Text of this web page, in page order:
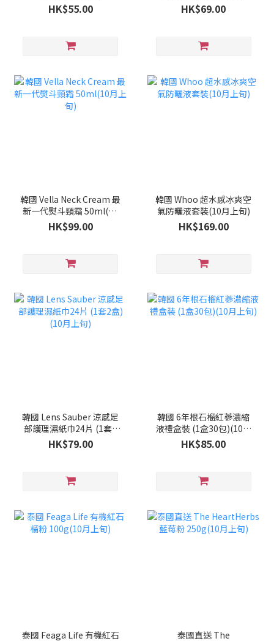
HK$55.00 HK$69.00
韓國 Vella Neck Cream 最
新一代熨斗頸霜 50ml(10
月上旬)
HK$99.00
韓國 Whoo 超水感冰爽空
氣防曬液套裝(10月上旬)
HK$169.00
韓國 Lens Sauber 涼感足
部護理濕紙巾24片 (1套2
盒)(10月上旬)
HK$79.00
韓國 6年根石榴紅蔘濃縮
液禮盒裝 (1盒30包)(10月
上旬)
HK$85.00
泰國 Feaga Life 有機紅石
泰國直送 The